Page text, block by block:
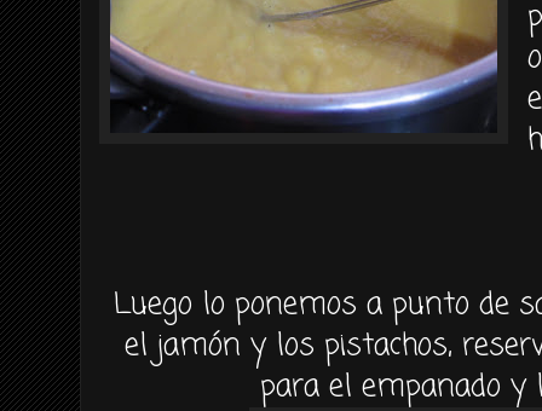
Luego lo ponemos a punto de
el jamón y los pistachos,
para el empanado y